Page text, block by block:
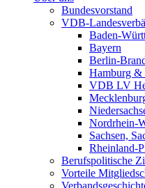
Bundesvorstand
VDB-
Baden-
Bayern
Berlin-
Hamburg &
VDB LV
Nordrhein-
Sachsen,
Rheinland-
Berufspolitische
Vorteile